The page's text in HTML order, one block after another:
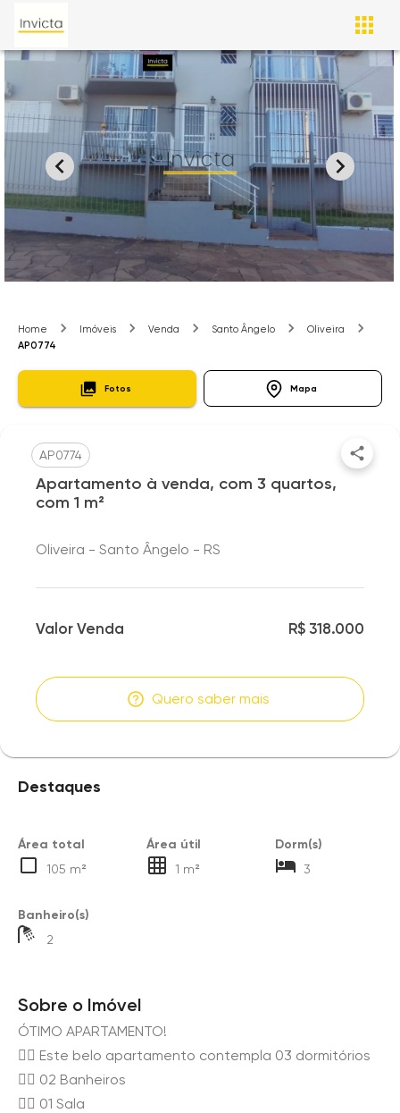
Home Imóveis Venda Santo Ângelo
Oliveira
AP0774
Fotos Mapa
AP0774
Apartamento à venda, com 3 quartos,
com 1 m²
Oliveira - Santo Ângelo - RS
Valor Venda R$ 318.000
Quero saber mais
Destaques
Área total
105 m²
Área útil
1 m²
Dorm(s)
3
Banheiro(s)
2
Sobre o Imóvel
ÓTIMO APARTAMENTO!
👉🏻 Este belo apartamento contempla 03 dormitórios
👉🏻 02 Banheiros
👉🏻 01 Sala